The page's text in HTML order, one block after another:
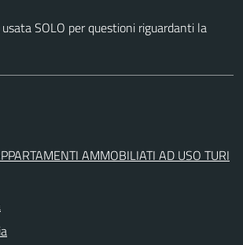
SOLO per questioni riguardanti la
AMMOBILIATI AD USO TURI